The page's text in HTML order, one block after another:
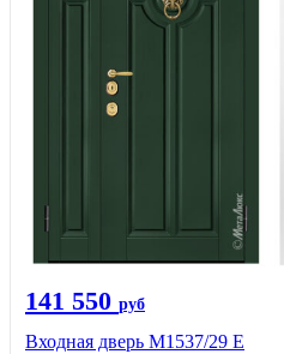
141 550 руб
Входная дверь М1537/29 Е